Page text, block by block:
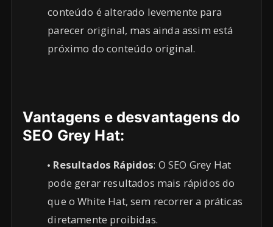
conteúdo é alterado levemente para
parecer original, mas ainda assim está
próximo do conteúdo original.
Vantagens e desvantagens do
SEO Grey Hat:
Resultados Rápidos: O SEO Grey Hat
pode gerar resultados mais rápidos do
que o White Hat, sem recorrer a práticas
diretamente proibidas.